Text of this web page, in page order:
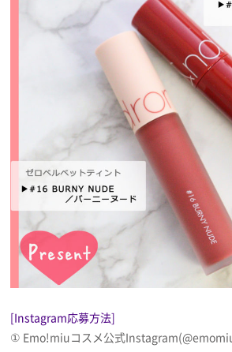
[Instagram応募方法]
① Emo!miuコスメ公式